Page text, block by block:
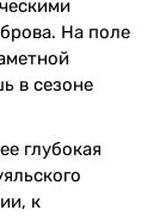
На поле
в сезоне
глубокая
к